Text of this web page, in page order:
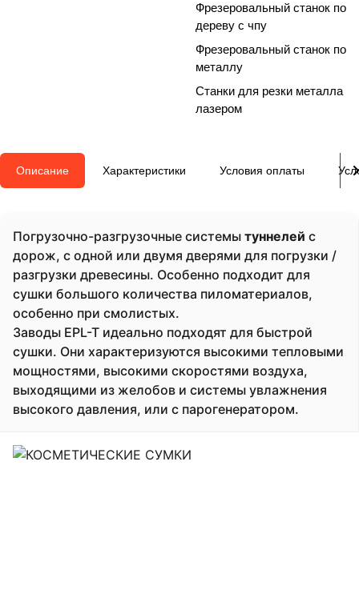
Фрезеровальный станок по
дереву с чпу
Фрезеровальный станок по
металлу
Станки для резки металла
лазером
Описание Характеристики Условия оплаты
Погрузочно-разгрузочные системы туннелей с
дорож, с одной или двумя дверями для погрузки /
разгрузки древесины. Особенно подходит для
сушки большого количества пиломатериалов,
особенно при смолистых.
Заводы EPL-T идеально подходят для быстрой
сушки. Они характеризуются высокими тепловыми
мощностями, высокими скоростями воздуха,
выходящими из желобов и системы увлажнения
высокого давления, или с парогенератором.